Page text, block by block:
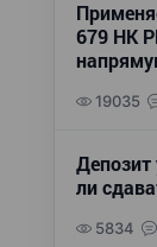
679 НК
19035
ли
5834